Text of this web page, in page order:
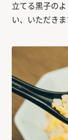
立てる黒子の
い、いただきま